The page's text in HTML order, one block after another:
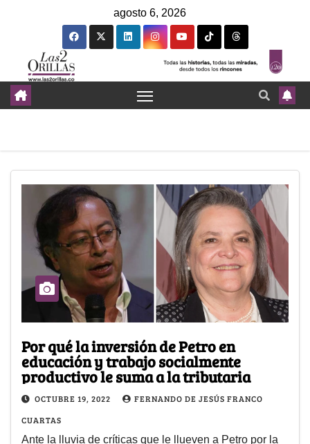
agosto 6, 2026
Por qué la inversión de Petro en
educación y trabajo socialmente
productivo le suma a la tributaria
OCTUBRE 19, 2022
FERNANDO DE JESÚS FRANCO
CUARTAS
Ante la lluvia de críticas que le llueven a Petro por la